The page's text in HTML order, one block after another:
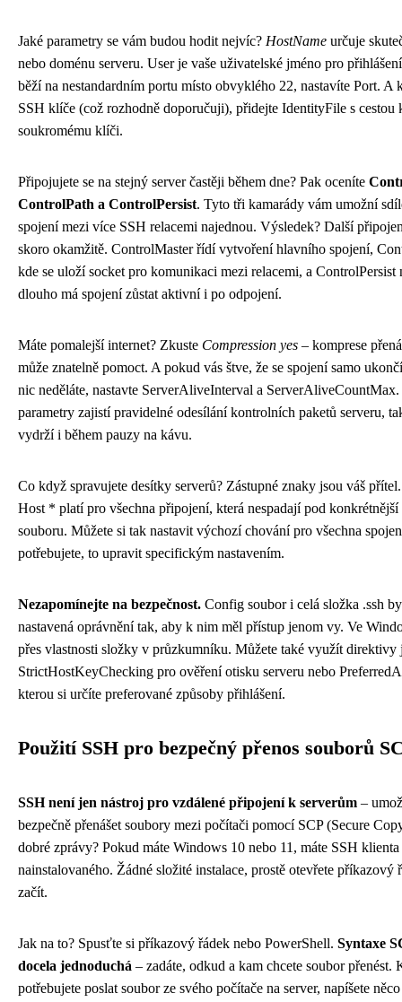
Jaké parametry se vám budou hodit nejvíc? HostName určuje
nebo doménu serveru. User je vaše uživatelské jméno pro
běží na nestandardním portu místo obvyklého 22, nastavíte Port. A
SSH klíče (což rozhodně doporučuji), přidejte IdentityFile s cestou
soukromému klíči.
Připojujete se na stejný server častěji během dne? Pak oceníte
ControlPath a ControlPersist. Tyto tři kamarády vám umožní
spojení mezi více SSH relacemi najednou. Výsledek? Další
skoro okamžitě. ControlMaster řídí vytvoření hlavního spojení,
kde se uloží socket pro komunikaci mezi relacemi, a ControlPersist
dlouho má spojení zůstat aktivní i po odpojení.
Máte pomalejší internet? Zkuste Compression yes – komprese
může znatelně pomoct. A pokud vás štve, že se spojení samo
nic neděláte, nastavte ServerAliveInterval a
parametry zajistí pravidelné odesílání kontrolních paketů serveru,
vydrží i během pauzy na kávu.
Co když spravujete desítky serverů? Zástupné znaky jsou váš
Host * platí pro všechna připojení, která nespadají pod
souboru. Můžete si tak nastavit výchozí chování pro všechna
potřebujete, to upravit specifickým nastavením.
Nezapomínejte na bezpečnost. Config soubor i celá složka .ssh
nastavená oprávnění tak, aby k nim měl přístup jenom vy. Ve
přes vlastnosti složky v průzkumníku. Můžete také využít direktivy
StrictHostKeyChecking pro ověření otisku serveru nebo
kterou si určíte preferované způsoby přihlášení.
Použití SSH pro bezpečný přenos souborů
SSH není jen nástroj pro vzdálené připojení k serverům –
bezpečně přenášet soubory mezi počítači pomocí SCP (Secure
dobré zprávy? Pokud máte Windows 10 nebo 11, máte SSH klienta
nainstalovaného. Žádné složité instalace, prostě otevřete příkazový
začít.
Jak na to? Spusťte si příkazový řádek nebo PowerShell. Syntaxe
docela jednoduchá – zadáte, odkud a kam chcete soubor přenést.
potřebujete poslat soubor ze svého počítače na server, napíšete